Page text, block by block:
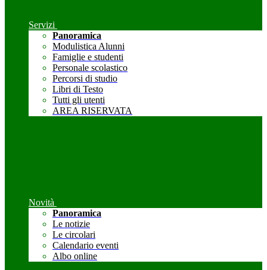
Servizi
Panoramica
Modulistica Alunni
Famiglie e studenti
Personale scolastico
Percorsi di studio
Libri di Testo
Tutti gli utenti
AREA RISERVATA
Novità
Panoramica
Le notizie
Le circolari
Calendario eventi
Albo online